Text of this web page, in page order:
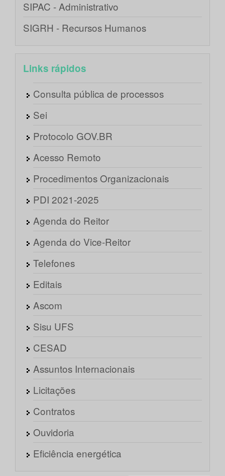
SIPAC - Administrativo
SIGRH - Recursos Humanos
Links rápidos
Consulta pública de processos
Sei
Protocolo GOV.BR
Acesso Remoto
Procedimentos Organizacionais
PDI 2021-2025
Agenda do Reitor
Agenda do Vice-Reitor
Telefones
Editais
Ascom
Sisu UFS
CESAD
Assuntos Internacionais
Licitações
Contratos
Ouvidoria
Eficiência energética